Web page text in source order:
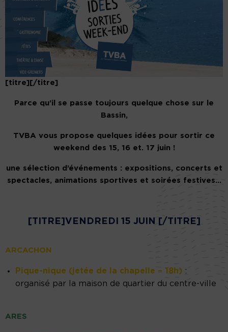
[titre][/titre]
Parce qu’il se passe toujours quelque chose sur le
Bassin,
TVBA vous propose quelques idées pour sortir ce
weekend des 15, 16 et. 17 juin !
une sélection d’événements : expositions, concerts et
spectacles, animations sportives et soirées festives…
[TITRE]VENDREDI 15 JUIN [/TITRE]
ARCACHON
Pique-nique (jetée de la chapelle – 18h) :
organisé par la maison de quartier du centre-ville
ARES